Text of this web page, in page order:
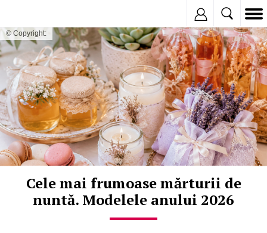
© Copyright:
Cele mai frumoase mărturii de
nuntă. Modelele anului 2026